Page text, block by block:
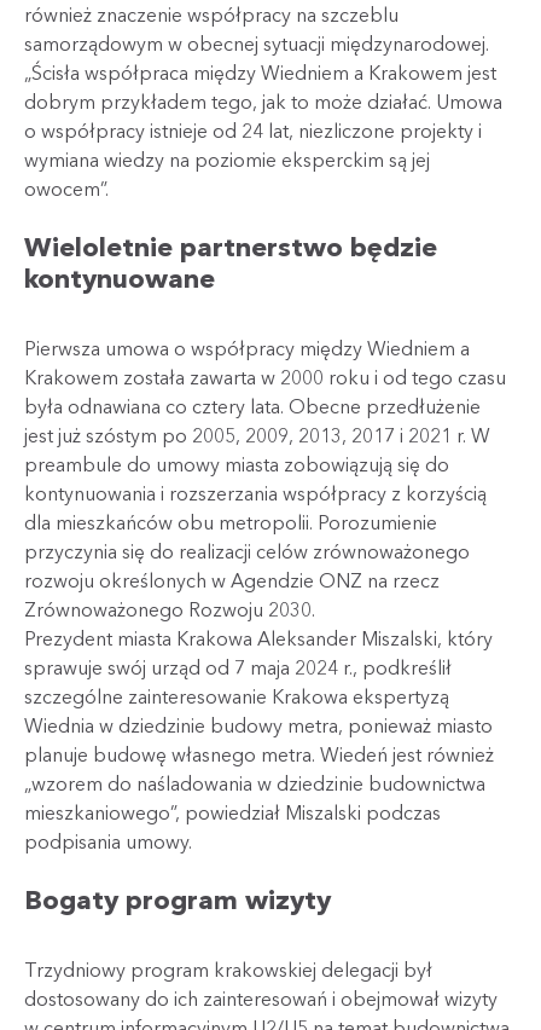
również znaczenie współpracy na szczeblu
samorządowym w obecnej sytuacji międzynarodowej.
„Ścisła współpraca między Wiedniem a Krakowem jest
dobrym przykładem tego, jak to może działać. Umowa
o współpracy istnieje od 24 lat, niezliczone projekty i
wymiana wiedzy na poziomie eksperckim są jej
owocem”.
Wieloletnie partnerstwo będzie
kontynuowane
Pierwsza umowa o współpracy między Wiedniem a
Krakowem została zawarta w 2000 roku i od tego czasu
była odnawiana co cztery lata. Obecne przedłużenie
jest już szóstym po 2005, 2009, 2013, 2017 i 2021 r. W
preambule do umowy miasta zobowiązują się do
kontynuowania i rozszerzania współpracy z korzyścią
dla mieszkańców obu metropolii. Porozumienie
przyczynia się do realizacji celów zrównoważonego
rozwoju określonych w Agendzie ONZ na rzecz
Zrównoważonego Rozwoju 2030.
Prezydent miasta Krakowa Aleksander Miszalski, który
sprawuje swój urząd od 7 maja 2024 r., podkreślił
szczególne zainteresowanie Krakowa ekspertyzą
Wiednia w dziedzinie budowy metra, ponieważ miasto
planuje budowę własnego metra. Wiedeń jest również
„wzorem do naśladowania w dziedzinie budownictwa
mieszkaniowego”, powiedział Miszalski podczas
podpisania umowy.
Bogaty program wizyty
Trzydniowy program krakowskiej delegacji był
dostosowany do ich zainteresowań i obejmował wizyty